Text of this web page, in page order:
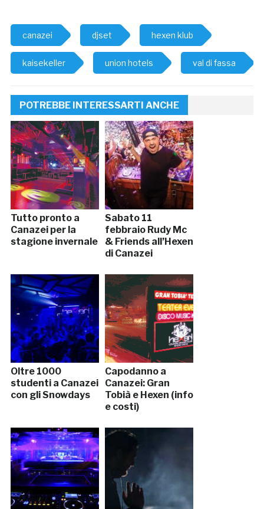
canazei djset hexen klub
kaisekeller union hotels val di fassa
POTREBBE INTERESSARTI ANCHE
Tutto pronto a
Canazei per la
stagione invernale
Sabato 11
febbraio Rudy Mc
& Friends all’Hexen
di Canazei
Oltre 1000
studenti a Canazei
con gli Snowdays
Capodanno a
Canazei: Gran
Tobià e Hexen (info
e costi)